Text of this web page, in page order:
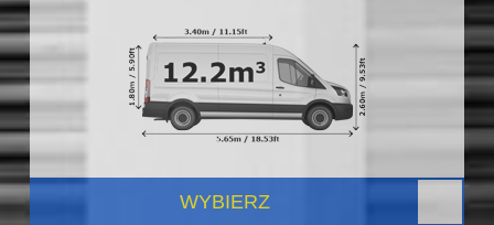
WYBIERZ